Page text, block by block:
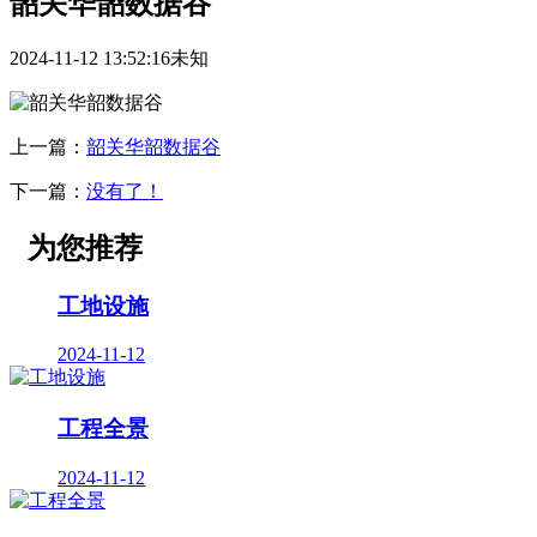
2024-11-12 13:52:16未知
上一篇： 韶关华韶数据谷
下一篇： 没有了！
为您推荐
工地设施
2024-11-12
工程全景
2024-11-12